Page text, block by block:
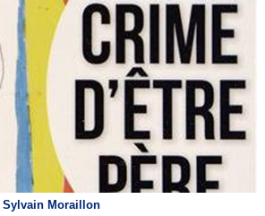
Sylvain Moraillon